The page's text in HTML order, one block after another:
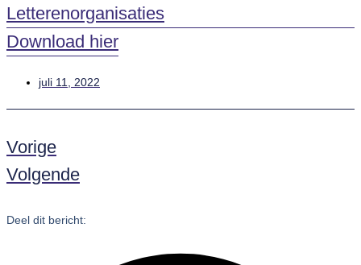
Letterenorganisaties
Download hier
juli 11, 2022
Vorige
Volgende
Deel dit bericht: